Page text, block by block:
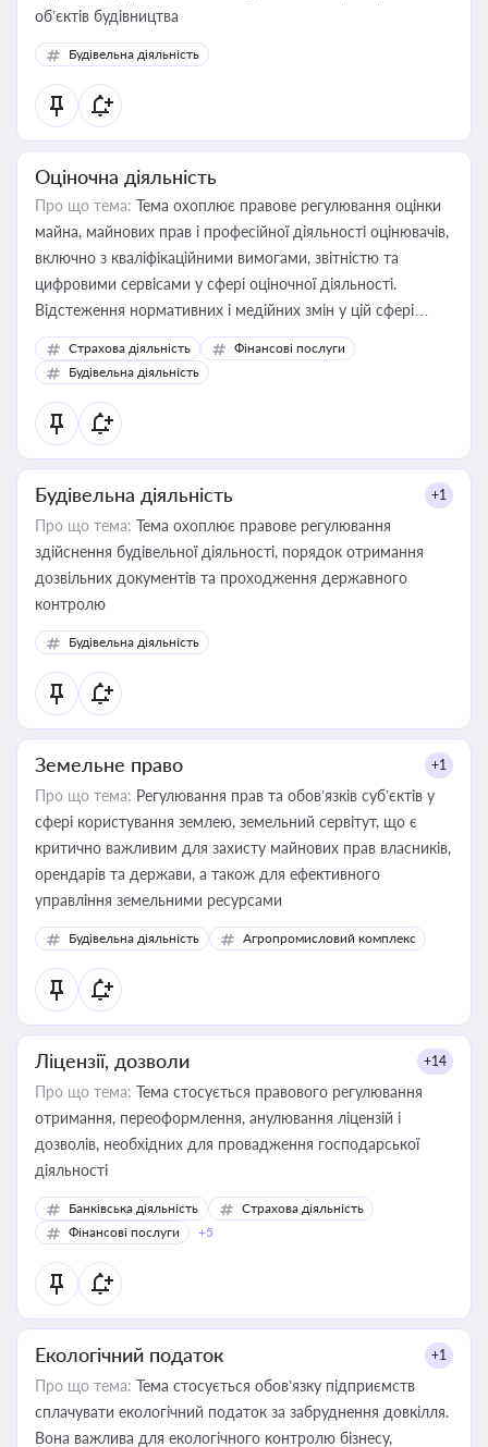
об’єктів будівництва
Будівельна діяльність
Оціночна діяльність
Про що тема: Тема охоплює правове регулювання оцінки
майна, майнових прав і професійної діяльності оцінювачів,
включно з кваліфікаційними вимогами, звітністю та
цифровими сервісами у сфері оціночної діяльності.
Відстеження нормативних і медійних змін у цій сфері
корисне для власника бізнесу, керівника, юриста або
бухгалтера під час оподаткування, приватизації, оренди
державного майна, корпоративних угод і перевірки
статусу суб'єктів оціночної діяльності
Страхова діяльність
Фінансові послуги
Будівельна діяльність
Будівельна діяльність +1
Про що тема: Тема охоплює правове регулювання
здійснення будівельної діяльності, порядок отримання
дозвільних документів та проходження державного
контролю
Будівельна діяльність
Земельне право +1
Про що тема: Регулювання прав та обов’язків суб’єктів у
сфері користування землею, земельний сервітут, що є
критично важливим для захисту майнових прав власників,
орендарів та держави, а також для ефективного
управління земельними ресурсами
Будівельна діяльність Агропромисловий комплекс
Ліцензії, дозволи +14
Про що тема: Тема стосується правового регулювання
отримання, переоформлення, анулювання ліцензій і
дозволів, необхідних для провадження господарської
діяльності
Банківська діяльність
Страхова діяльність
Фінансові послуги
+5
Екологічний податок +1
Про що тема: Тема стосується обов’язку підприємств
сплачувати екологічний податок за забруднення довкілля.
Вона важлива для екологічного контролю бізнесу,